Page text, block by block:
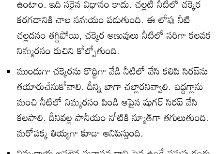
ఉంటాం. ఇది సరైన విధానం కాదు. చల్లటి నీటిలో చక్కెర
కరగడానికి చాల సమయం పడుతుంది. ఈ లోపు నీటి
చల్లదనం తగ్గిపోయి, చక్కెర అణువులు నీటిలో సరిగా కలవక
నిమ్మరసం రుచిని కోల్పోతుంది.
ముందుగా చక్కెరను కొద్దిగా వేడి నీటిలో వేసి కలిపి సిరప్‌ను
తయారుచేసుకోవాలి. దీన్ని బాగా చల్లారనివ్వాలి. పెద్దగ్లాసు
మంచి నీటిలో నిమ్మరసం పిండి ఆపైన షుగర్‌ సిరప్‌ వేసి
కలపాలి. దీనివల్ల పానీయం నోటికి స్మూత్‌గా తగులుతుంది.
మరోపక్క తియ్యగా కూడా అనిపిస్తుంది.